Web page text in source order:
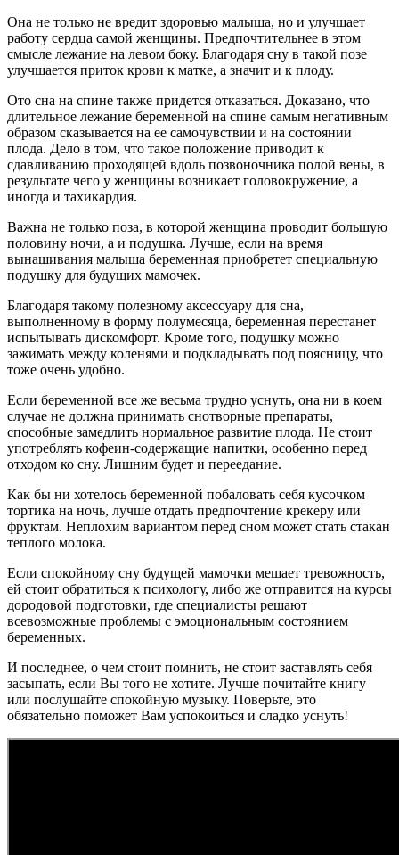
Она не только не вредит здоровью малыша, но и улучшает
работу сердца самой женщины. Предпочтительнее в этом
смысле лежание на левом боку. Благодаря сну в такой позе
улучшается приток крови к матке, а значит и к плоду.
Ото сна на спине также придется отказаться. Доказано, что
длительное лежание беременной на спине самым негативным
образом сказывается на ее самочувствии и на состоянии
плода. Дело в том, что такое положение приводит к
сдавливанию проходящей вдоль позвоночника полой вены, в
результате чего у женщины возникает головокружение, а
иногда и тахикардия.
Важна не только поза, в которой женщина проводит большую
половину ночи, а и подушка. Лучше, если на время
вынашивания малыша беременная приобретет специальную
подушку для будущих мамочек.
Благодаря такому полезному аксессуару для сна,
выполненному в форму полумесяца, беременная перестанет
испытывать дискомфорт. Кроме того, подушку можно
зажимать между коленями и подкладывать под поясницу, что
тоже очень удобно.
Если беременной все же весьма трудно уснуть, она ни в коем
случае не должна принимать снотворные препараты,
способные замедлить нормальное развитие плода. Не стоит
употреблять кофеин-содержащие напитки, особенно перед
отходом ко сну. Лишним будет и переедание.
Как бы ни хотелось беременной побаловать себя кусочком
тортика на ночь, лучше отдать предпочтение крекеру или
фруктам. Неплохим вариантом перед сном может стать стакан
теплого молока.
Если спокойному сну будущей мамочки мешает тревожность,
ей стоит обратиться к психологу, либо же отправится на курсы
дородовой подготовки, где специалисты решают
всевозможные проблемы с эмоциональным состоянием
беременных.
И последнее, о чем стоит помнить, не стоит заставлять себя
засыпать, если Вы того не хотите. Лучше почитайте книгу
или послушайте спокойную музыку. Поверьте, это
обязательно поможет Вам успокоиться и сладко уснуть!